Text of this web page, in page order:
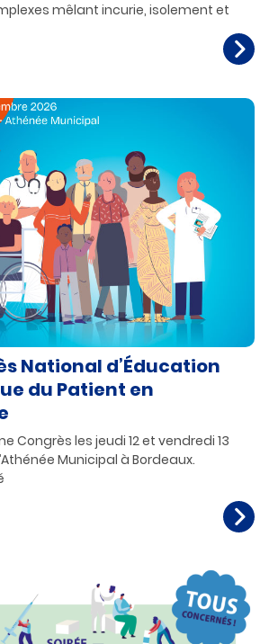
mêlant incurie, isolement et
National d’Éducation
du Patient en
Congrès les jeudi 12 et vendredi 13
Municipal à Bordeaux.